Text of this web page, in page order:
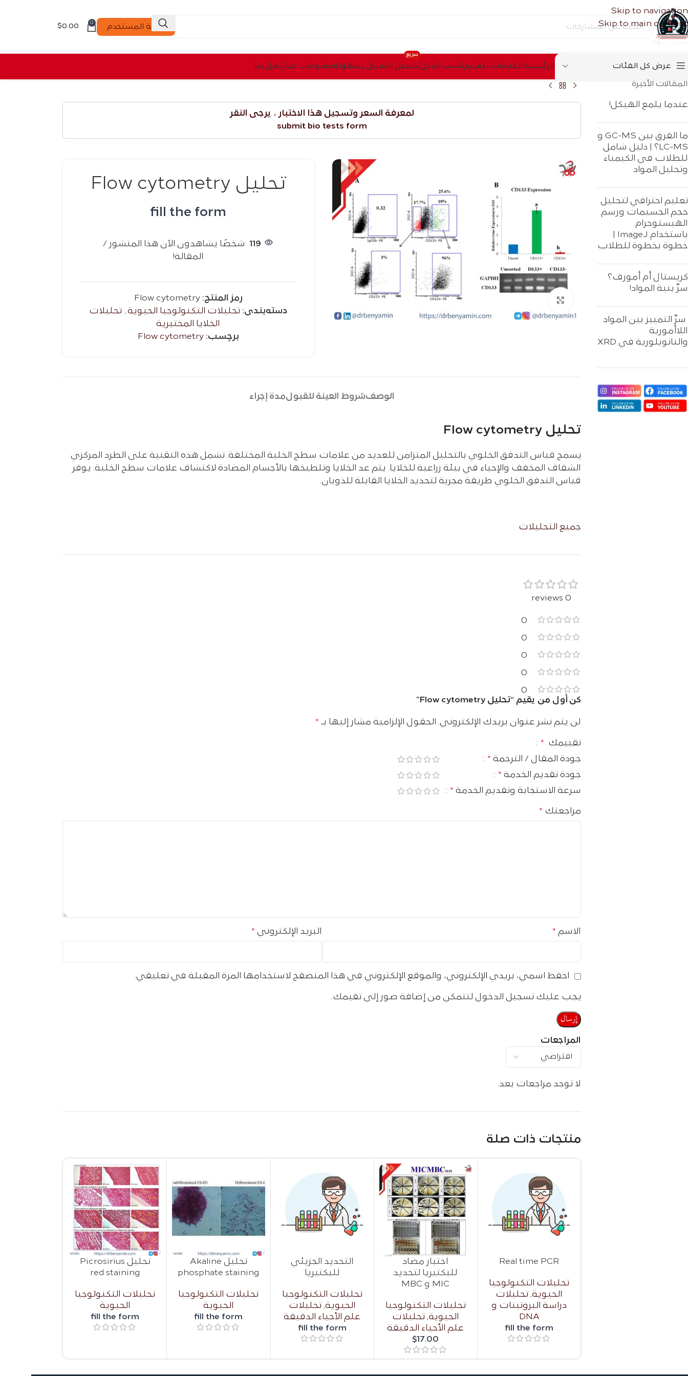
Skip to navigation
Skip to main content
لوحة المستخدم 0
$0.00
عرض كل الفئات الرئیسیةالخدماتالتعلیمكسب الدخلتسجيل التحليل بسهولة
سريع
معلومات عنا إتصل بنا
المقالات الأخيرة
عندما يلمع الهيكل!
ما الفرق بين GC-MS و
LC-MS؟ | دليل شامل
للطلاب في الكيمياء
وتحليل المواد
تعليم احترافي لتحليل
حجم الجسيمات ورسم
الهيستوجرام
خطوة بخطوة للطلاب
كريستال أم أمورف؟
سرّ بنية المواد!
سرّ التمييز بين المواد
اللاأمورية
والنانوبلورية في XRD
لمعرفة السعر وتسجيل هذا الاختبار ، يرجى النقر
submit bio tests form
تحليل Flow cytometry
fill the form
119
شخصًا يشاهدون الآن هذا المنشور /
المقالة!
رمز المنتج:Flow cytometry
دسته‌بندی: تحليلات التكنولوجيا الحيوية , تحليلات
الخلايا المختبرية
برچسب: Flow cytometry
الوصفشروط العينة للقبولمدة إجراء
تحليل Flow cytometry
يسمح قياس التدفق الخلوي بالتحليل المتزامن للعديد من علامات سطح الخلية المختلفة. تشمل هذه التقنية علی الطرد المركزي
الشفاف المخفف والإحیاء في بیئة زراعیة للخلایا. يتم عد الخلايا وتلطيخها بالأجسام المضادة لاكتشاف علامات سطح الخلية. يوفر
قياس التدفق الخلوي طريقة مجربة لتحديد الخلايا القابلة للذوبان.
جمیع التحلیلات
0 reviews
0
0
0
0
0
المراجعات
لا توجد مراجعات بعد.
كن أول من يقيم “تحليل Flow cytometry”
لن يتم نشر عنوان بريدك الإلكتروني. الحقول الإلزامية مشار إليها بـ *
تقييمك *
جودة المقال / الترجمة *
جودة تقديم الخدمة *
سرعة الاستجابة وتقديم الخدمة *
مراجعتك *
الاسم * البريد الإلكتروني *
احفظ اسمي، بريدي الإلكتروني، والموقع الإلكتروني في هذا المتصفح لاستخدامها المرة المقبلة في تعليقي.
يجب عليك تسجيل الدخول لتتمكن من إضافة صور إلى تقيمك.
منتجات ذات صلة
Real time PCR
تحليلات التكنولوجيا
الحيوية, تحليلات
دراسة البروتينات و
DNA
fill the form
اختبار مضاد
للبكتيريا لتحديد
MIC و MBC
تحليلات التكنولوجيا
الحيوية, تحليلات
علم الأحياء الدقيقة
$17.00
التحديد الجزيئي
للبكتيريا
تحليلات التكنولوجيا
الحيوية, تحليلات
علم الأحياء الدقيقة
fill the form
تحليل Akaline
phosphate staining
تحليلات التكنولوجيا
الحيوية
fill the form
تحليل Picrosirius
red staining
تحليلات التكنولوجيا
الحيوية
fill the form